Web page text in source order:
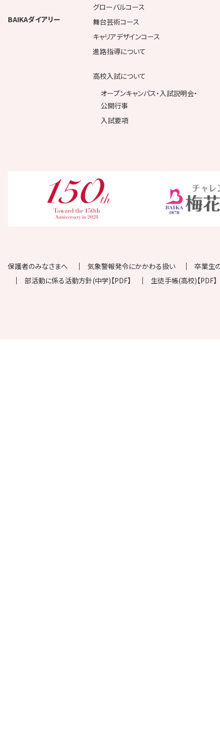
BAIKAダイアリー
グローバルコース
舞台芸術コース
キャリアデザインコース
進路指導について
高校入試について
オープンキャンパス・入試説明会・
公開行事
入試要項
保護者のみなさまへ 気象警報発令にかかわる扱い
卒業生
部活動に係る活動方針(中学)【PDF】
生徒手帳(高校)【PDF】